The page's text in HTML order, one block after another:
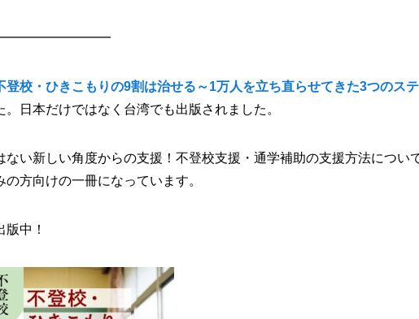
登校・ひきこもりの9割は治せる～1万人を立ち直らせてきた3つのス
。日本だけではなく台湾でも出版されました。
ない新しい角度からの支援！不登校支援・通学補助の支援方法につい
方向けの一冊になっています。
中！